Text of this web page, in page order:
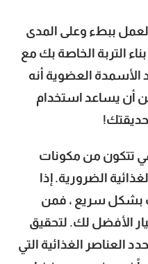
ببطء وعلى المدى
التربة الخاصة بك مع
العضوية أنه
أن يساعد استخدام
تتكون من مكونات
الضرورية. إذا
بشكل سريع ، فمن
الأفضل لك. لتحقيق
العناصر الغذائية التي